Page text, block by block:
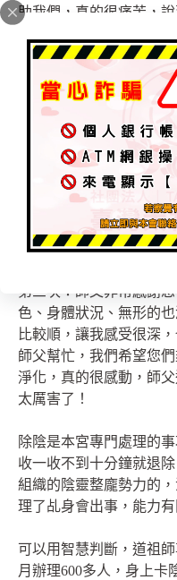
助我們，真的很痛苦，
第一次：來宮請示，師
要前往陽宅收除才能解
除就會比較好，要在多
兩被干擾到精神很差，
第二次：師父感謝您幫
指示身上陰氣有收除掉
處理才能化解，開符醫
收一收身上陰氣，慢慢
第三次：師父非常感謝
色、身體狀況、無形的
比較順，讓我感受很深
師父幫忙，我們希望您
淨化，真的很感動，師
太厲害了！
除陰是本宮專門處理的
收一收不到十分鐘就退
組織的陰靈整龐勢力的
理了乩身會出事，能力有
可以用智慧判斷，道祖
月辦理600多人，身上卡